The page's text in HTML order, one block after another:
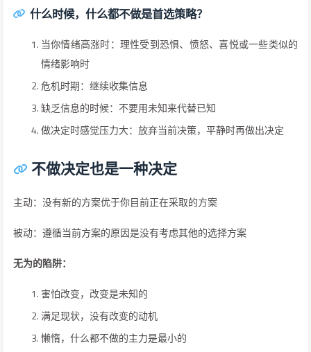
什么时候，什么都不做是首选策略？
当你情绪高涨时：理性受到恐惧、愤怒、喜悦或一些类似的
情绪影响时
危机时期：继续收集信息
缺乏信息的时候：不要用未知来代替已知
做决定时感觉压力大：放弃当前决策，平静时再做出决定
不做决定也是一种决定
主动：没有新的方案优于你目前正在采取的方案
被动：遵循当前方案的原因是没有考虑其他的选择方案
无为的陷阱：
害怕改变，改变是未知的
满足现状，没有改变的动机
懒惰，什么都不做的主力是最小的